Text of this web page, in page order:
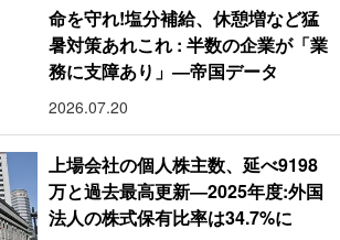
命を守れ!塩分補給、休憩増など猛
暑対策あれこれ : 半数の企業が「業
務に支障あり」―帝国データ
2026.07.20
上場会社の個人株主数、延べ9198
万と過去最高更新―2025年度:外国
法人の株式保有比率は34.7%に